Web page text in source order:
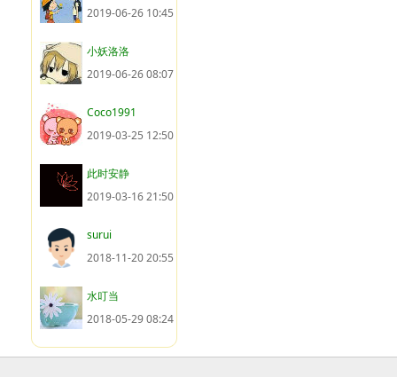
2019-06-26 10:45
小妖洛洛
2019-06-26 08:07
Coco1991
2019-03-25 12:50
此时安静
2019-03-16 21:50
surui
2018-11-20 20:55
水叮当
2018-05-29 08:24